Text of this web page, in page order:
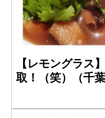
【レモングラス
取！（笑）（千